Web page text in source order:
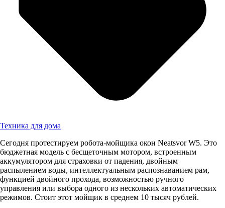
Техника для дома
Сегодня протестируем робота-мойщика окон Neatsvor W5. Это
бюджетная модель с бесщеточным мотором, встроенным
аккумулятором для страховки от падения, двойным
распылением воды, интеллектуальным распознаванием рам,
функцией двойного прохода, возможностью ручного
управления или выбора одного из нескольких автоматических
режимов. Стоит этот мойщик в среднем 10 тысяч рублей.